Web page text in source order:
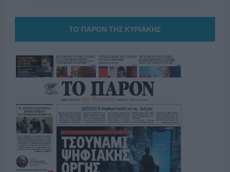
ΤΟ ΠΑΡΟΝ ΤΗΣ ΚΥΡΙΑΚΗΣ